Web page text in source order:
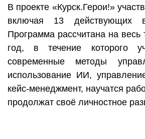
В проекте «Курск.Герои!»
включая 13 действующих
Программа рассчитана на весь
год, в течение которого
современные методы
использование ИИ,
кейс-менеджмент, научатся
продолжат своё личностное